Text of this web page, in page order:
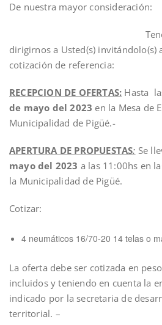
De nuestra mayor consideración:
Tenemos el
dirigirnos a Usted(s) invitándolo(s)
cotización de referencia:
RECEPCION DE OFERTAS: Hasta
de mayo del 2023 en la Mesa de
Municipalidad de Pigüé.-
APERTURA DE PROPUESTAS: Se
mayo del 2023 a las 11:00hs en
la Municipalidad de Pigüé.
Cotizar:
4 neumáticos 16/70-20 14 telas o
La oferta debe ser cotizada en
incluidos y teniendo en cuenta la
indicado por la secretaria de
territorial. –